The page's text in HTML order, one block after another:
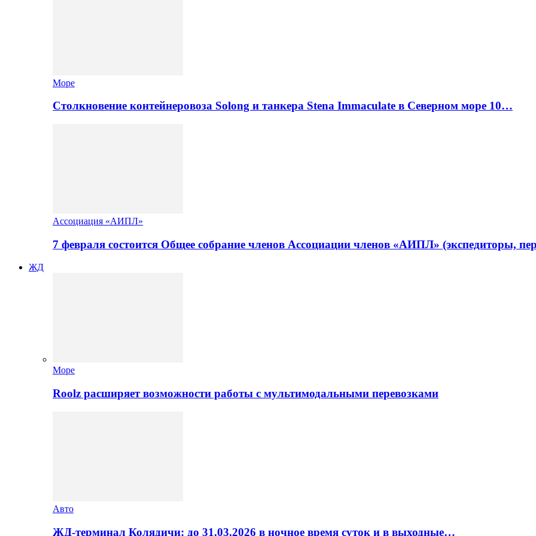
Море
Столкновение контейнеровоза Solong и танкера Stena Immaculate в Северном море 10…
Ассоциация «АИПЛ»
7 февраля состоится Общее собрание членов Ассоциации членов «АИПЛ» (экспедиторы,
ЖД
Море
Roolz расширяет возможности работы с мультимодальными перевозками
Авто
ЖД-терминал Колядичи: до 31.03.2026 в ночное время суток и в выходные…